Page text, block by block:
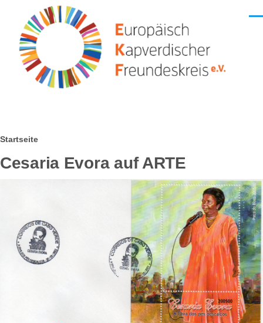
Direkt zum Inhalt
Pfadnavigation
Startseite
Cesaria Evora auf ARTE